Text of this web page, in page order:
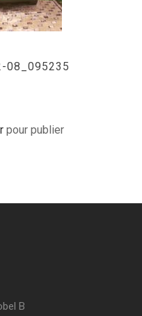
08_095235
pour publier
B